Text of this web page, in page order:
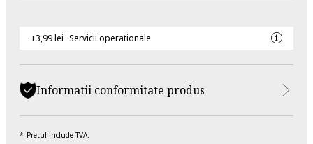
+3,99 lei Servicii operationale
Informatii conformitate produs
Pretul include TVA.